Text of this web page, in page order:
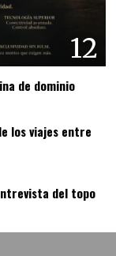
12
de dominio13
los viajes entre
entrevista del topo